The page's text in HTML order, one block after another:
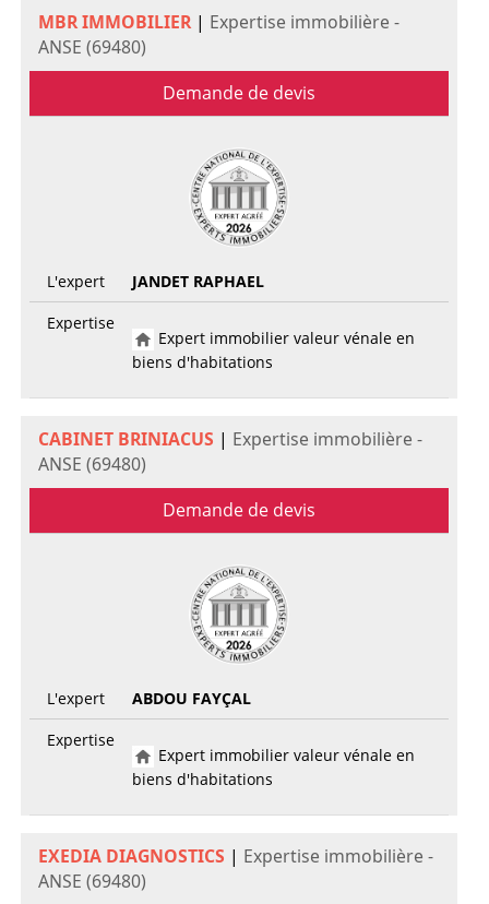
MBR IMMOBILIER| Expertise immobilière -
ANSE (69480)
Demande de devis
L'expert
JANDET RAPHAEL
Expertise
Expert immobilier valeur vénale en
biens d'habitations
CABINET BRINIACUS | Expertise immobilière -
ANSE (69480)
Demande de devis
L'expert
ABDOU FAYÇAL
Expertise
Expert immobilier valeur vénale en
biens d'habitations
EXEDIA DIAGNOSTICS | Expertise immobilière -
ANSE (69480)